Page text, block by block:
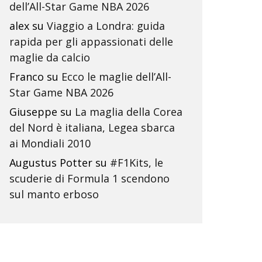
dell’All-Star Game NBA 2026
alex su Viaggio a Londra: guida
rapida per gli appassionati delle
maglie da calcio
Franco su Ecco le maglie dell’All-
Star Game NBA 2026
Giuseppe su La maglia della Corea
del Nord è italiana, Legea sbarca
ai Mondiali 2010
Augustus Potter su #F1Kits, le
scuderie di Formula 1 scendono
sul manto erboso